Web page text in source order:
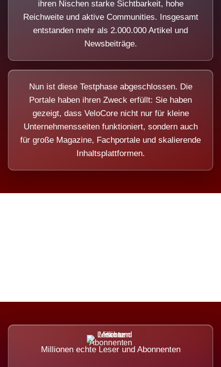
ihren Nischen starke Sichtbarkeit, hohe
Reichweite und aktive Communities. Insgesamt
entstanden mehr als 2.000.000 Artikel und
Newsbeiträge.
Nun ist diese Testphase abgeschlossen. Die
Portale haben ihren Zweck erfüllt: Sie haben
gezeigt, dass VeloCore nicht nur für kleine
Unternehmensseiten funktioniert, sondern auch
für große Magazine, Fachportale und skalierende
Inhaltsplattformen.
Millionen echte Leser und Abonnenten